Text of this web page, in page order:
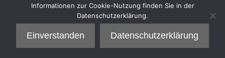
Informationen zur Cookie-Nutzung finden Sie in der
Datenschutzerklärung.
Einverstanden Datenschutzerklärung